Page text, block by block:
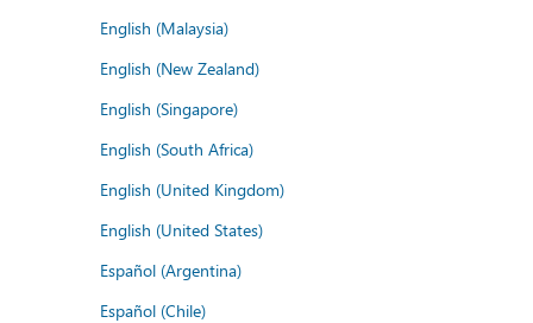
English (Malaysia)
English (New Zealand)
English (Singapore)
English (South Africa)
English (United Kingdom)
English (United States)
Español (Argentina)
Español (Chile)